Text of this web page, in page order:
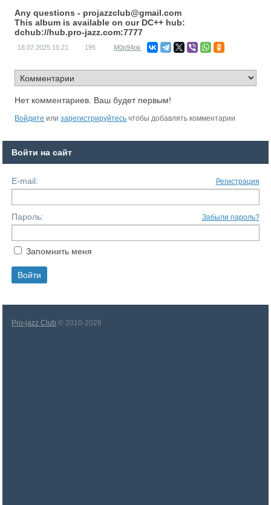
Any questions - projazzclub@gmail.com
This album is available on our DC++ hub:
dchub://hub.pro-jazz.com:7777
18.07.2025 15:21 195 M0p94ok
Нет комментариев. Ваш будет первым!
Войдите илизарегистрируйтесь чтобы добавлять комментарии
Войти на сайт
E-mail: Регистрация
Пароль: Забыли пароль?
Запомнить меня
Pro-jazz Club © 2010-2026